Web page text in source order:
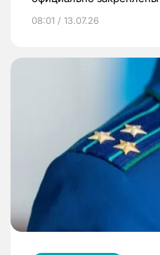
08:01 / 13.07.26